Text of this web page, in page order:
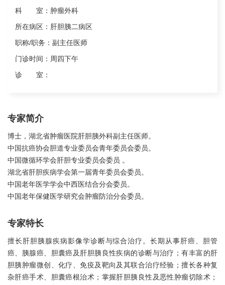
科 室： 肿瘤外科
所在病区： 肝胆胰二病区
职称/职务： 副主任医师
门诊时间： 周四下午
诊 室：
专家简介
博士，湖北省肿瘤医院肝胆胰外科副主任医师。
中国抗癌协会胆道专业委员会青年委员会委员。
中国微循环学会肝胆专业委员会委员 。
湖北省肝胆疾病学会第一届青年委员会委员。
中国老年医学学会中西医结合分会委员。
中国老年保健医学研究会肿瘤防治分会委员。
专家特长
擅长肝胆胰腺疾病影像学诊断与综合治疗。长期从事肝癌、胆管
癌、胰腺癌、胆囊癌及肝胆胰良性疾病的诊断与治疗；有丰富的肝
胆胰肿瘤微创、化疗、免疫及靶向及其联合治疗经验；擅长各种复
杂肝癌手术、胆囊癌根治术；掌握肝胆胰良性及恶性肿瘤切除术；